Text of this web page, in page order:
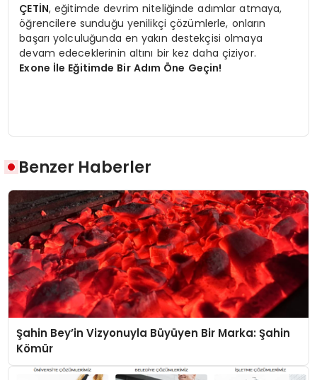
ÇETİN, eğitimde devrim niteliğinde adımlar atmaya,
öğrencilere sunduğu yenilikçi çözümlerle, onların
başarı yolculuğunda en yakın destekçisi olmaya
devam edeceklerinin altını bir kez daha çiziyor.
Exone İle Eğitimde Bir Adım Öne Geçin!
Benzer Haberler
Şahin Bey’in Vizyonuyla Büyüyen Bir Marka: Şahin
Kömür